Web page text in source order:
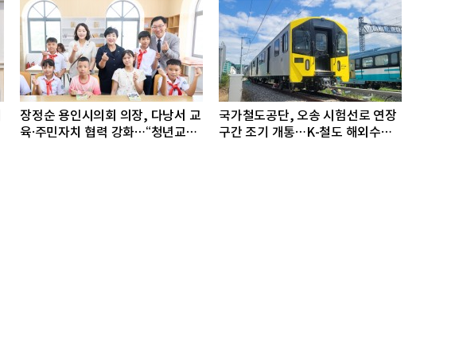
장정순 용인시의회 의장, 다낭서 교
육·주민자치 협력 강화…“청년교류
국가철도공단, 오송 시험선로 연장
구간 조기 개통…K-철도 해외수출